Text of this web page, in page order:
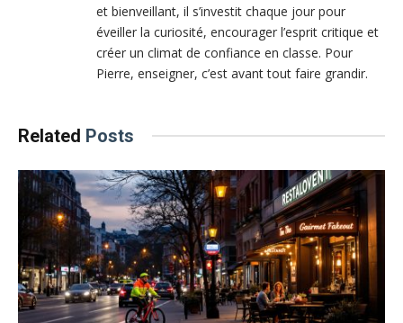
et bienveillant, il s’investit chaque jour pour
éveiller la curiosité, encourager l’esprit critique et
créer un climat de confiance en classe. Pour
Pierre, enseigner, c’est avant tout faire grandir.
Related Posts